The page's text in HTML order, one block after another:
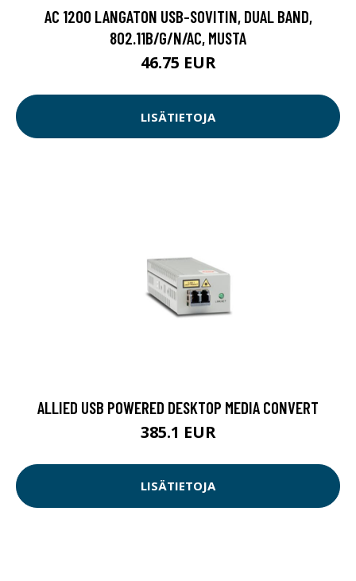
AC 1200 LANGATON USB-SOVITIN, DUAL BAND,
802.11B/G/N/AC, MUSTA
46.75 EUR
LISÄTIETOJA
ALLIED USB POWERED DESKTOP MEDIA CONVERT
385.1 EUR
LISÄTIETOJA